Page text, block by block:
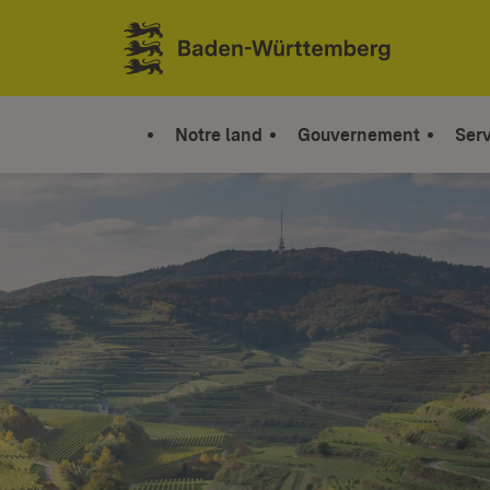
Sauter au contenu
Link zur Startseite
Notre land Gouvernement